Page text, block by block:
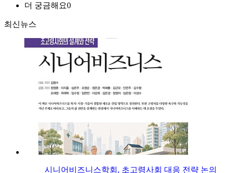
더 궁금해요0
최신뉴스
시니어비즈니스학회, 초고령사회 대응 전략 논의